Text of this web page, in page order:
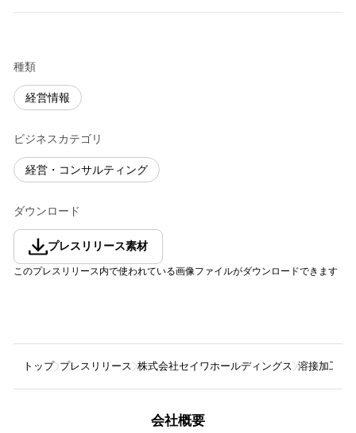
種類
経営情報
ビジネスカテゴリ
経営・コンサルティング
ダウンロード
プレスリリース素材
このプレスリリース内で使われている画像ファイルがダウンロードできます
トップ プレスリリース 株式会社セイワホールディングス 溶接加工の
会社概要